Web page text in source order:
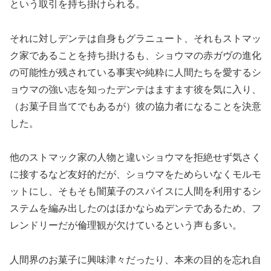
という取引を持ち掛けられる。
それに対しデンテは自身もグラニュート、それもストマッ
ク家であることを持ち掛けるも、ショウマの赤ガヴの進化
の可能性が残されている事実や純粋に人間たちを愛するシ
ョウマの強い志を知ったデンテはますます彼を気に入り、
（お菓子目当てでもあるが）彼の協力者になることを決意
した。
他のストマック家の人物と違いショウマを拒絶せず気さく
に接するなど友好的だが、ショウマをためらいなくモルモ
ットにし、そもそも闇菓子のスパイスに人間を利用するシ
ステムを編み出したのはほかならぬデンテであるため、フ
レンドリーだが倫理観が欠けているという声も多い。
人間界のお菓子に興味津々だったり、本来の目的を忘れ自